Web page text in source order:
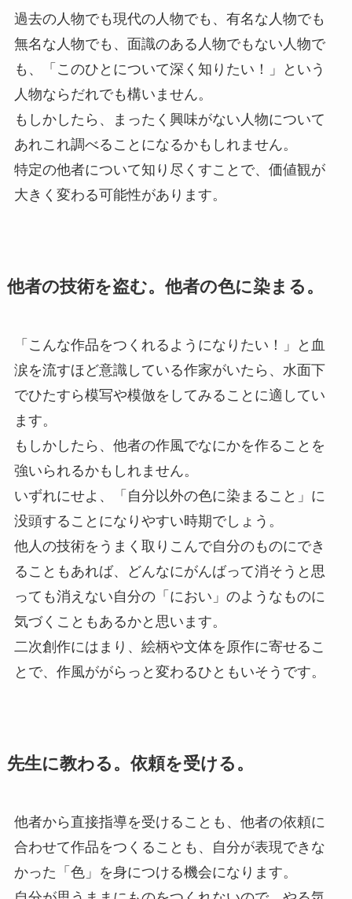
過去の人物でも現代の人物でも、有名な人物でも
無名な人物でも、面識のある人物でもない人物で
も、「このひとについて深く知りたい！」という
人物ならだれでも構いません。
もしかしたら、まったく興味がない人物について
あれこれ調べることになるかもしれません。
特定の他者について知り尽くすことで、価値観が
大きく変わる可能性があります。
他者の技術を盗む。他者の色に染まる。
「こんな作品をつくれるようになりたい！」と血
涙を流すほど意識している作家がいたら、水面下
でひたすら模写や模倣をしてみることに適してい
ます。
もしかしたら、他者の作風でなにかを作ることを
強いられるかもしれません。
いずれにせよ、「自分以外の色に染まること」に
没頭することになりやすい時期でしょう。
他人の技術をうまく取りこんで自分のものにでき
ることもあれば、どんなにがんばって消そうと思
っても消えない自分の「におい」のようなものに
気づくこともあるかと思います。
二次創作にはまり、絵柄や文体を原作に寄せるこ
とで、作風ががらっと変わるひともいそうです。
先生に教わる。依頼を受ける。
他者から直接指導を受けることも、他者の依頼に
合わせて作品をつくることも、自分が表現できな
かった「色」を身につける機会になります。